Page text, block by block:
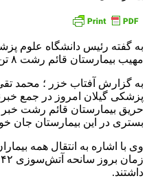
به گفته رئیس دانشگاه علوم
مهیب بیمارستان قائم رشت ۸ تن است.
به گزارش آفتاب خزر ؛ محمد
پزشکی گیلان امروز در جمع
بستری در این بیمارستان جان
وی با اشاره به انتقال همه
داشتند.